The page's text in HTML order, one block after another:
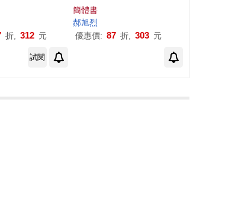
折, 312 元
簡體書
郝旭烈
優惠價: 87 折, 303 元
試閱